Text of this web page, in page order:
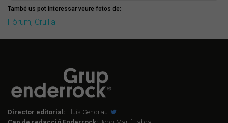
També us pot interessar veure fotos de:
Fòrum, Cruïlla
Director editorial: Lluís Gendrau